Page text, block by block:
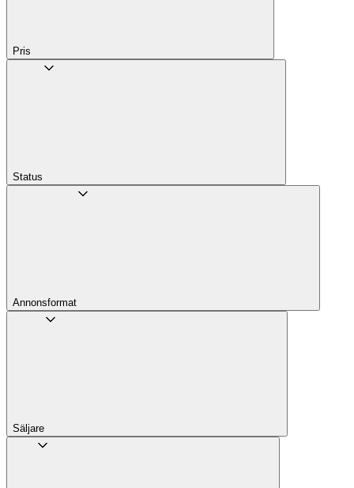
Pris
Status
Annons­format
Säljare